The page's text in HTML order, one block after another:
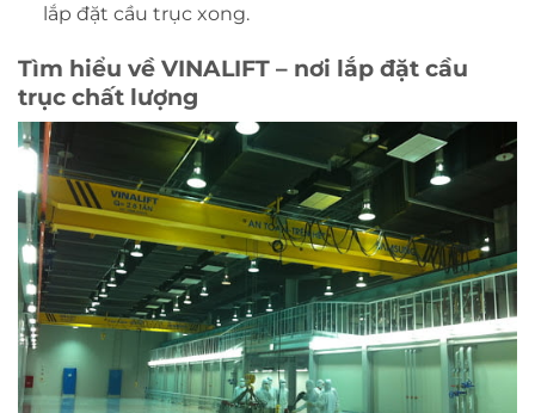
lắp đặt cầu trục xong.
Tìm hiểu về VINALIFT – nơi lắp đặt cầu
trục chất lượng